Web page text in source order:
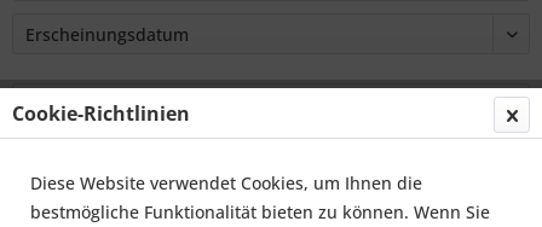
Cookie-Richtlinien
Diese Website verwendet Cookies, um Ihnen die
bestmögliche Funktionalität bieten zu können. Wenn Sie